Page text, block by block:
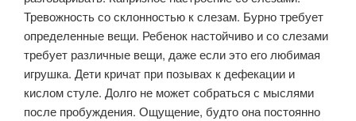
Тревожность со склонностью к слезам. Бурно требует
определенные вещи. Ребенок настойчиво и со слезами
требует различные вещи, даже если это его любимая
игрушка. Дети кричат при позывах к дефекации и
кислом стуле. Долго не может собраться с мыслями
после пробуждения. Ощущение, будто она постоянно